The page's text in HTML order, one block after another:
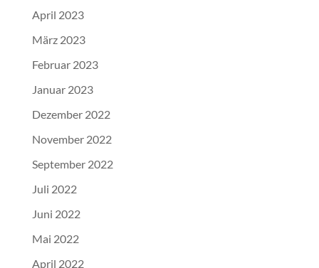
April 2023
März 2023
Februar 2023
Januar 2023
Dezember 2022
November 2022
September 2022
Juli 2022
Juni 2022
Mai 2022
April 2022